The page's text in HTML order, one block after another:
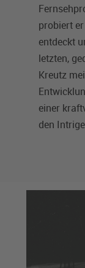
probiert
entdeckt
letzten,
Kreutz
einer
den